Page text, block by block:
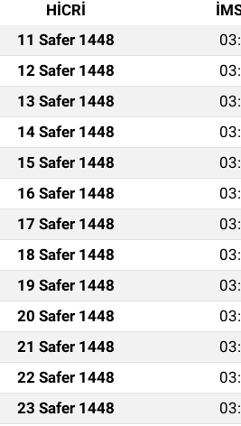
HİCRİ
11 Safer 1448
12 Safer 1448
13 Safer 1448
14 Safer 1448
15 Safer 1448
16 Safer 1448
17 Safer 1448
18 Safer 1448
19 Safer 1448
20 Safer 1448
21 Safer 1448
22 Safer 1448
23 Safer 1448